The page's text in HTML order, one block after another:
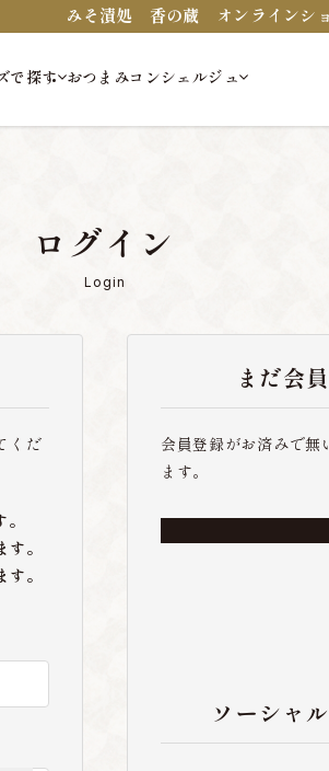
みそ漬処 香の蔵 オンラインシ
で探す おつまみコンシェルジュ
ログイン
Login
くだ
。
。
まだ会
会員登録がお済みで無
ます。
ソーシャ